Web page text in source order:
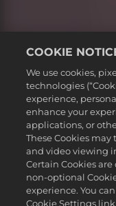
Zakaz sprzedawania i
COOKIE
We use cookies,
technologies
experience,
enhance your
applications, or
These Cookies
and video viewing
Certain Cookies
non-optional
experience. You
Cookie Settings